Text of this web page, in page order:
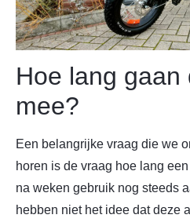
Hoe lang gaan
mee?
Een belangrijke vraag die we
horen is de vraag hoe lang
na weken gebruik nog steeds
hebben niet het idee dat deze